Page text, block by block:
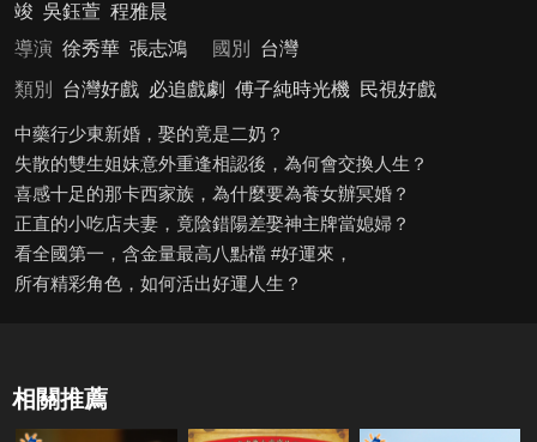
竣 吳鈺萱 程雅晨
導演 徐秀華 張志鴻 國別
台灣
類別
台灣好戲 必追戲劇 傅子純時光機 民視好戲
中藥行少東新婚，娶的竟是二奶？
失散的雙生姐妹意外重逢相認後，為何會交換人生？
喜感十足的那卡西家族，為什麼要為養女辦冥婚？
正直的小吃店夫妻，竟陰錯陽差娶神主牌當媳婦？
看全國第一，含金量最高八點檔 #好運來，
所有精彩角色，如何活出好運人生？
相關推薦